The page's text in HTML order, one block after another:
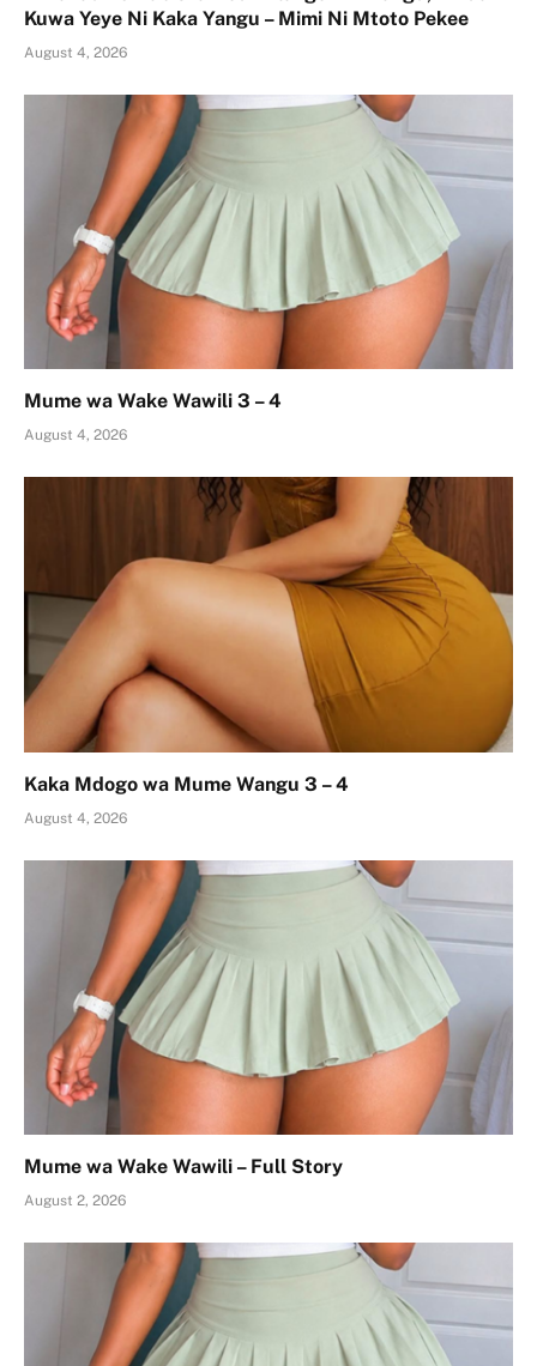
Kuwa Yeye Ni Kaka Yangu – Mimi Ni Mtoto Pekee
August 4, 2026
Mume wa Wake Wawili 3 – 4
August 4, 2026
Kaka Mdogo wa Mume Wangu 3 – 4
August 4, 2026
Mume wa Wake Wawili – Full Story
August 2, 2026